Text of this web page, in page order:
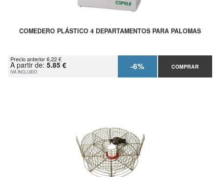
COMEDERO PLÁSTICO 4 DEPARTAMENTOS PARA PALOMAS
Precio anterior 6.22 €
A partir de: 5.85 €
IVA INCLUIDO -6% COMPRAR